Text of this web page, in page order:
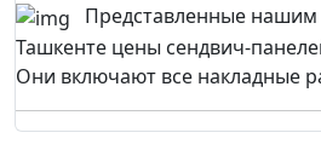
Представленные нашим
Ташкенте цены сендвич-
Они включают все накладные